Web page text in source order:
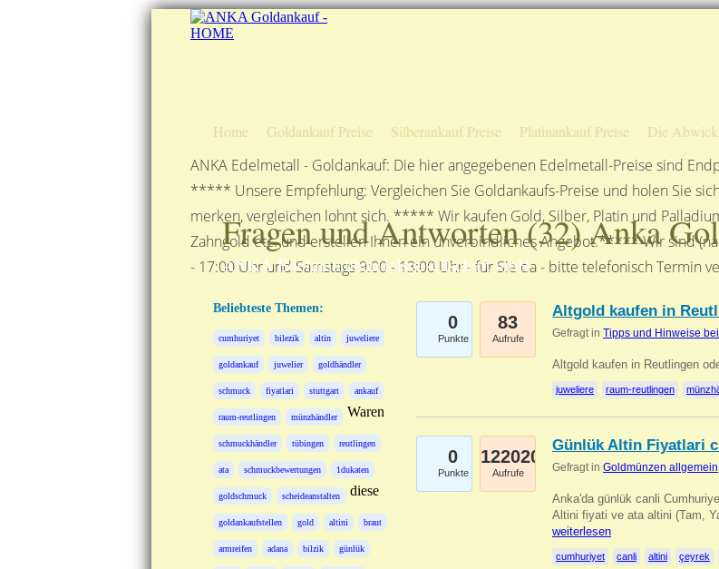
Home Goldankauf Preise Silberankauf Preise Platinankauf Preise Die
ANKA Edelmetall - Goldankauf: Die hier angegebenen Edelmetall-Preise sind
***** Unsere Empfehlung: Vergleichen Sie Goldankaufs-Preise und holen Sie
merken, vergleichen lohnt sich. ***** Wir kaufen Gold, Silber, Platin und
Zahngold etc. und erstellen Ihnen ein unverbindliches Angebot.***** Wir sind
- 17:00 Uhr und Samstags 9:00 - 13:00 Uhr - für Sie da - bitte telefonisch Termin
Fragen und Antworten (32) Anka
ANKA Edelmetallhandelsgesellschaft mbH
Beliebteste Themen:
cumhuriyet bilezik altin juweliere
goldankauf juwelier goldhändler
schmuck fiyatlari stuttgart ankauf
raum-reutlingen münzhändler
schmuckhändler tübingen reutlingen
ata schmuckbewertungen 1dukaten
goldschmuck scheideanstalten
goldankaufstellen gold altini braut
armreifen adana bilzik günlük
Waren
diese
0
Punkte
83
Aufrufe
Altgold kaufen in
Gefragt in Tipps und Hinweise
Altgold kaufen in Reutlingen
juweliere raum-reutlingen
0
Punkte
122020
Aufrufe
Günlük Altin Fiyatlari
Gefragt in Goldmünzen allgemein
Anka'da günlük canli
Altini fiyati ve ata altini (Tam,
weiterlesen
cumhuriyet canli altini çeyrek